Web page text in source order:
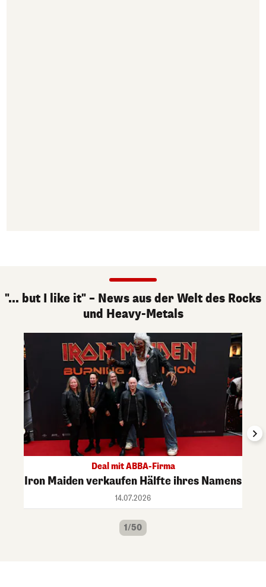
"... but I like it" – News aus der Welt des Rocks
und Heavy-Metals
Deal mit ABBA-Firma
Iron Maiden verkaufen Hälfte ihres Namens
14.07.2026
1/50